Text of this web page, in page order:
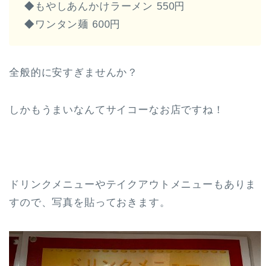
◆もやしあんかけラーメン 550円
◆ワンタン麺 600円
全般的に安すぎませんか？
しかもうまいなんてサイコーなお店ですね！
ドリンクメニューやテイクアウトメニューもありま
すので、写真を貼っておきます。